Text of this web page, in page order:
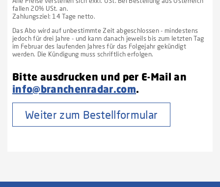
fallen 20% USt. an.
Zahlungsziel: 14 Tage netto.
Das Abo wird auf unbestimmte Zeit abgeschlossen - mindestens
jedoch für drei Jahre - und kann danach jeweils bis zum letzten Tag
im Februar des laufenden Jahres für das Folgejahr gekündigt
werden. Die Kündigung muss schriftlich erfolgen.
Bitte ausdrucken und per E-Mail an
info@branchenradar.com.
Weiter zum Bestellformular